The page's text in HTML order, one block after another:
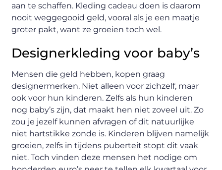
aan te schaffen. Kleding cadeau doen is daarom
nooit weggegooid geld, vooral als je een maatje
groter pakt, want ze groeien toch wel.
Designerkleding voor baby’s
Mensen die geld hebben, kopen graag
designermerken. Niet alleen voor zichzelf, maar
ook voor hun kinderen. Zelfs als hun kinderen
nog baby’s zijn, dat maakt hen niet zoveel uit. Zo
zou je jezelf kunnen afvragen of dit natuurlijke
niet hartstikke zonde is. Kinderen blijven namelijk
groeien, zelfs in tijdens puberteit stopt dit vaak
niet. Toch vinden deze mensen het nodige om